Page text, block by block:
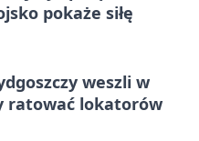
pokaże siłę
weszli w
ratować lokatorów